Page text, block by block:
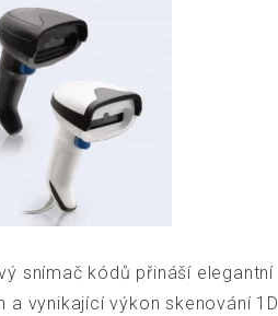
snímač kódů přináší elegantní
a vynikající výkon skenování 1D